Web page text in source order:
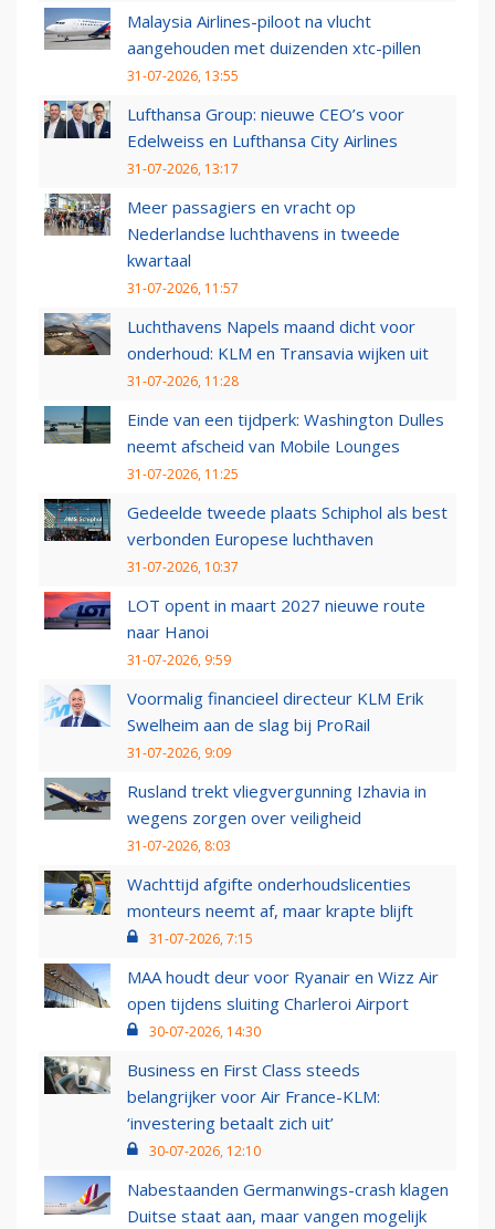
Malaysia Airlines-piloot na vlucht
aangehouden met duizenden xtc-pillen
31-07-2026, 13:55
Lufthansa Group: nieuwe CEO’s voor
Edelweiss en Lufthansa City Airlines
31-07-2026, 13:17
Meer passagiers en vracht op
Nederlandse luchthavens in tweede
kwartaal
31-07-2026, 11:57
Luchthavens Napels maand dicht voor
onderhoud: KLM en Transavia wijken uit
31-07-2026, 11:28
Einde van een tijdperk: Washington Dulles
neemt afscheid van Mobile Lounges
31-07-2026, 11:25
Gedeelde tweede plaats Schiphol als best
verbonden Europese luchthaven
31-07-2026, 10:37
LOT opent in maart 2027 nieuwe route
naar Hanoi
31-07-2026, 9:59
Voormalig financieel directeur KLM Erik
Swelheim aan de slag bij ProRail
31-07-2026, 9:09
Rusland trekt vliegvergunning Izhavia in
wegens zorgen over veiligheid
31-07-2026, 8:03
Wachttijd afgifte onderhoudslicenties
monteurs neemt af, maar krapte blijft
31-07-2026, 7:15
MAA houdt deur voor Ryanair en Wizz Air
open tijdens sluiting Charleroi Airport
30-07-2026, 14:30
Business en First Class steeds
belangrijker voor Air France-KLM:
‘investering betaalt zich uit’
30-07-2026, 12:10
Nabestaanden Germanwings-crash klagen
Duitse staat aan, maar vangen mogelijk